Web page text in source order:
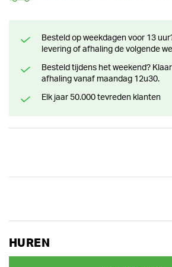
Besteld op weekdagen voor 13 uur? Klaar voor
levering of afhaling de volgende
Besteld tijdens het weekend? Klaar voor levering of
afhaling vanaf maandag 12u30.
Elk jaar 50.000 tevreden klanten
HUREN